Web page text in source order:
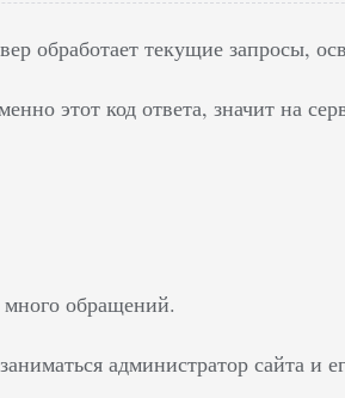
обработает текущие запросы,
этот код ответа, значит на
много обращений.
администратор сайта и